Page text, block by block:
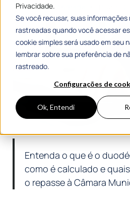
Privacidade.
Se você recusar, suas informações
rastreadas quando você acessar
cookie simples será usado em seu
lembrar sobre sua preferência de
rastreado.
Configurações de
Ok, Entendi
PorGustavo Andrade
Entenda o que é o
como é calculado e
o repasse à Câmara